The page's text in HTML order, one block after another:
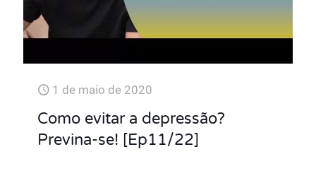
1 de maio de 2020
Como evitar a depressão?
Previna-se! [Ep11/22]